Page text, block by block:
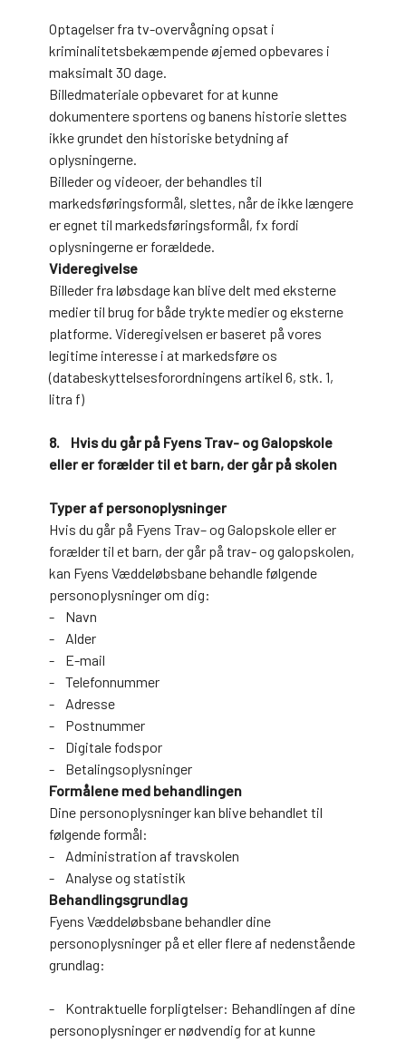
Optagelser fra tv-overvågning opsat i
kriminalitetsbekæmpende øjemed opbevares i
maksimalt 30 dage.
Billedmateriale opbevaret for at kunne
dokumentere sportens og banens historie slettes
ikke grundet den historiske betydning af
oplysningerne.
Billeder og videoer, der behandles til
markedsføringsformål, slettes, når de ikke længere
er egnet til markedsføringsformål, fx fordi
oplysningerne er forældede.
Videregivelse
Billeder fra løbsdage kan blive delt med eksterne
medier til brug for både trykte medier og eksterne
platforme. Videregivelsen er baseret på vores
legitime interesse i at markedsføre os
(databeskyttelsesforordningens artikel 6, stk. 1,
litra f)
8. Hvis du går på Fyens Trav- og Galopskole
eller er forælder til et barn, der går på skolen
Typer af personoplysninger
Hvis du går på Fyens Trav– og Galopskole eller er
forælder til et barn, der går på trav- og galopskolen,
kan Fyens Væddeløbsbane behandle følgende
personoplysninger om dig:
- Navn
- Alder
- E-mail
- Telefonnummer
- Adresse
- Postnummer
- Digitale fodspor
- Betalingsoplysninger
Formålene med behandlingen
Dine personoplysninger kan blive behandlet til
følgende formål:
- Administration af travskolen
- Analyse og statistik
Behandlingsgrundlag
Fyens Væddeløbsbane behandler dine
personoplysninger på et eller flere af nedenstående
grundlag:
- Kontraktuelle forpligtelser: Behandlingen af dine
personoplysninger er nødvendig for at kunne